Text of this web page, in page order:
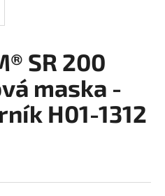
SR 200
maska -
H01-1312